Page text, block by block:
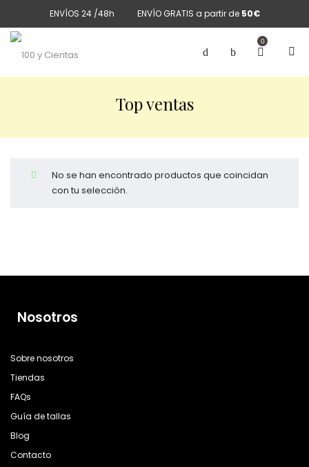
ENVÍOS 24 /48h ENVÍO GRATIS a partir de 50€
0
Top ventas
No se han encontrado productos que coincidan
con tu selección.
Nosotros
Sobre nosotros
Tiendas
FAQs
Guía de tallas
Blog
Contacto